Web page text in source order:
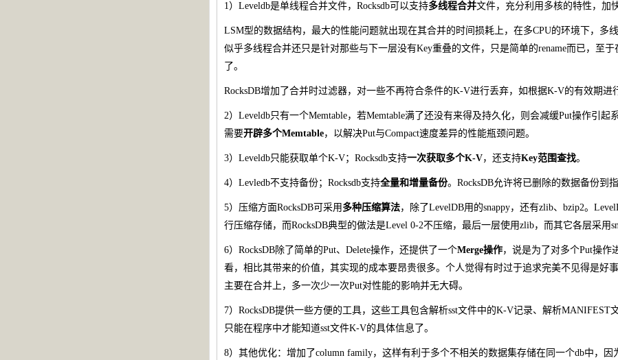
1）Leveldb是单线程合并文件，Rocksdb可以支持多线程合并文件，充分利用多核的特性，加
LSM型的数据结构，最大的性能问题就出现在其合并的时间损耗上，在多CPU的环境下，多
似乎多线程合并还只是针对那些与下一层没有Key重叠的文件，只是简单的rename而已，至
了。
RocksDB增加了合并时过滤器，对一些不再符合条件的K-V进行丢弃，如根据K-V的有效期进
2）Leveldb只有一个Memtable，若Memtable满了还没有来得及持久化，则会减缓Put操作引起
需要开辟多个Memtable，以解决Put与Compact速度差异的性能瓶颈问题。
3）Leveldb只能获取单个K-V；Rocksdb支持一次获取多个K-V，还支持Key范围查找。
4）Levledb不支持备份；Rocksdb支持全量和增量备份。RocksDB允许将已删除的数据备份到
5）压缩方面RocksDB可采用 多种压缩算法，除了LevelDB用的snappy，还有zlib、bzip2。
行压缩存储，而RocksDB典型的做法是Level 0-2不压缩，最后一层使用zlib，而其它各层采用
6）RocksDB除了简单的Put、Delete操作，还提供了一个Merge操作，说是为了对多个Put操作
看，相比其带来的价值，其实现的成本要昂贵很多。个人觉得有时过于追求完美不见得是好
主要在合并上，多一次少一次Put对性能的影响并无大碍。
7）RocksDB提供一些方便的工具，这些工具包含解析sst文件中的K-V记录、解析MANIFEST
只能在程序中才能知道sst文件K-V的具体信息了。
8）其他优化：增加了column family，这样有利于多个不相关的数据集存储在同一个db中，因